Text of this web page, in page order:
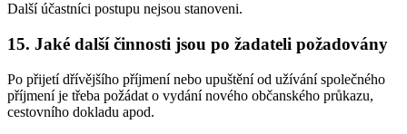
Další účastníci postupu nejsou stanoveni.
15. Jaké další činnosti jsou po žadateli požadovány
Po přijetí dřívějšího příjmení nebo upuštění od užívání společného
příjmení je třeba požádat o vydání nového občanského průkazu,
cestovního dokladu apod.